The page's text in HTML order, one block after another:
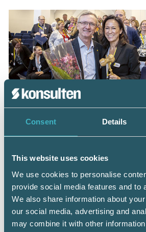
Consent Details
This website uses cookies
We use cookies to personalise
provide social media features and to
We also share information about
our social media, advertising and
may combine it with other information
Vald till förbundsordförande
ordförande var Patrik
ett nyval på två år som
och Fredrik Waker som båda
på sitt förordnande, Tommy
valdes om på ett år och
som valdes in på två år.
På vår facebooksida finns
dagarna 2016 >>